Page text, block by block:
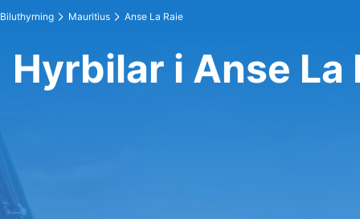
Biluthyrning Mauritius Anse La Raie
Hyrbilar i Anse La